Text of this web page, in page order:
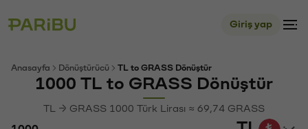
Giriş yap
Anasayfa Dönüştürücü TL to GRASS Dönüştür
1000 TL to GRASS Dönüştür
TL → GRASS 1000 Türk Lirası ≈ 69,74 GRASS